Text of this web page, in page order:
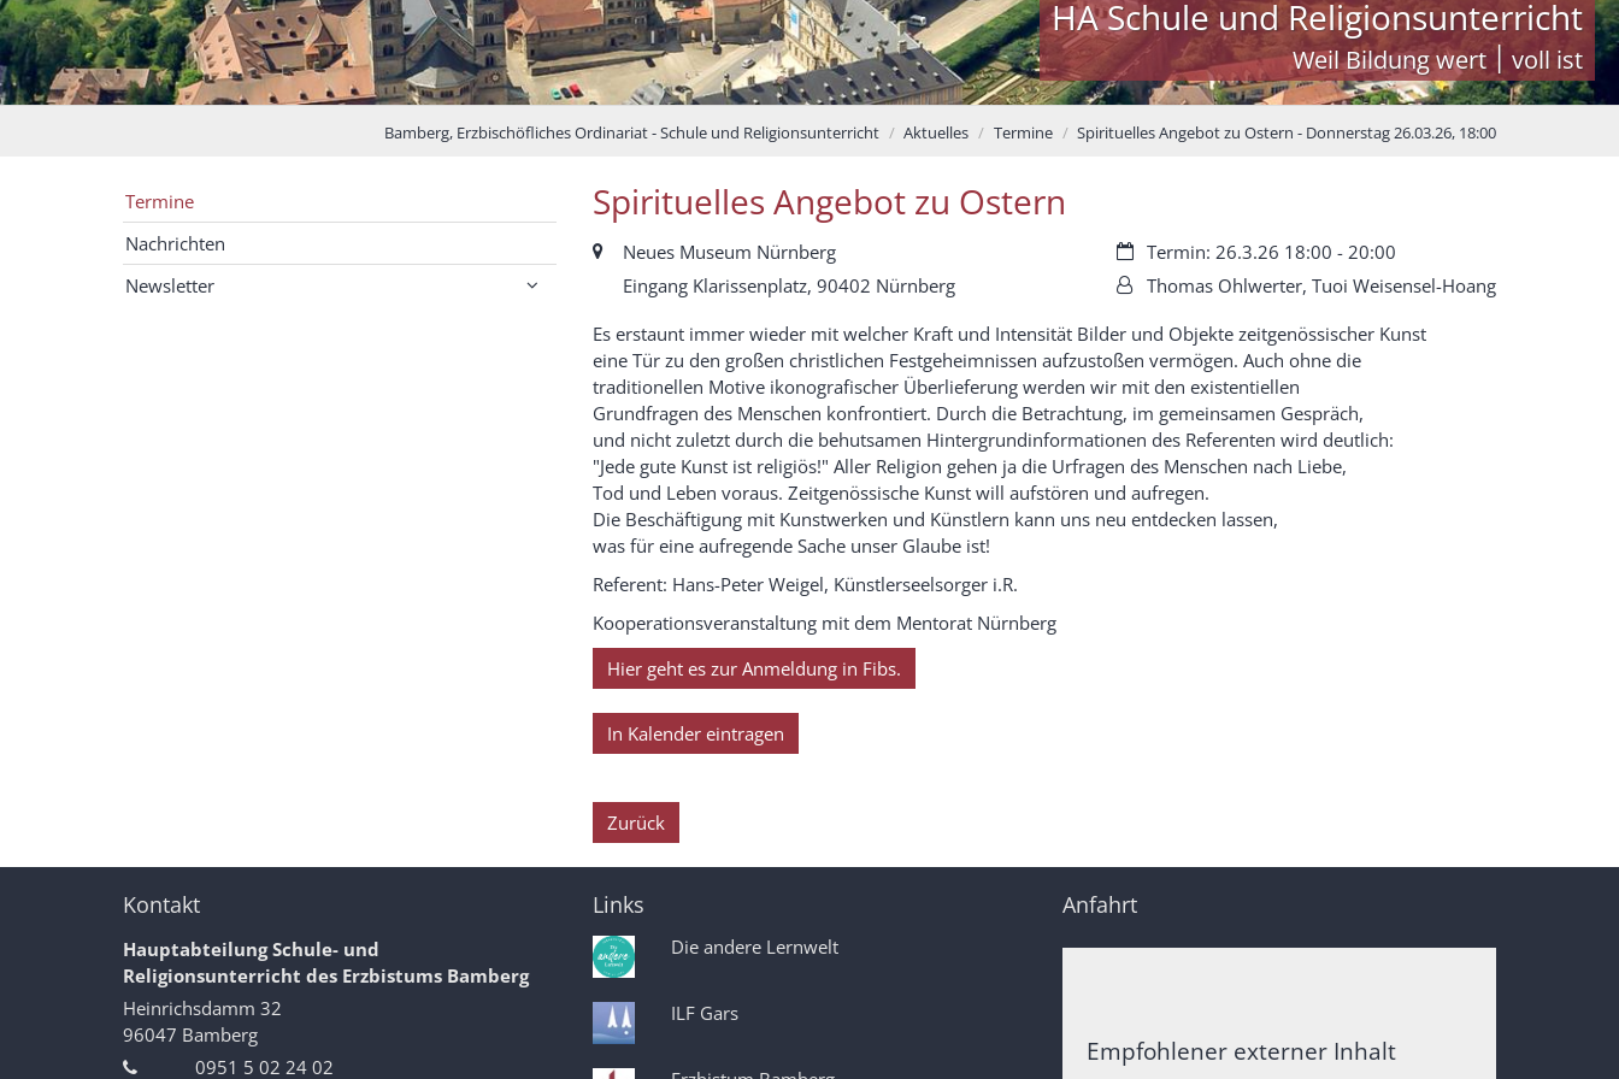
HA Schule und Religionsunterricht
Weil Bildung wert ׀ voll ist
Bamberg, Erzbischöfliches Ordinariat - Schule und Religionsunterricht Aktuelles Termine Spirituelles Angebot zu Ostern - Donnerstag 26.03.26, 18:00
Spirituelles Angebot zu Ostern
Datum:Termin: 26.3.26 18:00 - 20:00
Von:Thomas Ohlwerter, Tuoi Weisensel-Hoang
Ort: Neues Museum Nürnberg
Eingang Klarissenplatz, 90402 Nürnberg
Es erstaunt immer wieder mit welcher Kraft und Intensität Bilder und Objekte zeitgenössischer Kunst
eine Tür zu den großen christlichen Festgeheimnissen aufzustoßen vermögen. Auch ohne die
traditionellen Motive ikonografischer Überlieferung werden wir mit den existentiellen
Grundfragen des Menschen konfrontiert. Durch die Betrachtung, im gemeinsamen Gespräch,
und nicht zuletzt durch die behutsamen Hintergrundinformationen des Referenten wird deutlich:
"Jede gute Kunst ist religiös!" Aller Religion gehen ja die Urfragen des Menschen nach Liebe,
Tod und Leben voraus. Zeitgenössische Kunst will aufstören und aufregen.
Die Beschäftigung mit Kunstwerken und Künstlern kann uns neu entdecken lassen,
was für eine aufregende Sache unser Glaube ist!
Referent: Hans-Peter Weigel, Künstlerseelsorger i.R.
Kooperationsveranstaltung mit dem Mentorat Nürnberg
Hier geht es zur Anmeldung in Fibs.
In Kalender eintragen
Zurück
Termine
Nachrichten
Newsletter
Kontakt
Hauptabteilung Schule- und
Religionsunterricht des Erzbistums Bamberg
Heinrichsdamm 32
96047 Bamberg
0951 5 02 24 02
Links
Die andere Lernwelt
ILF Gars
Anfahrt
Empfohlener externer Inhalt